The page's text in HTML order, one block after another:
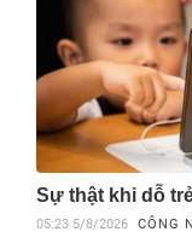
Sự thật khi dỗ
05:23 5/8/2026 CÔNG